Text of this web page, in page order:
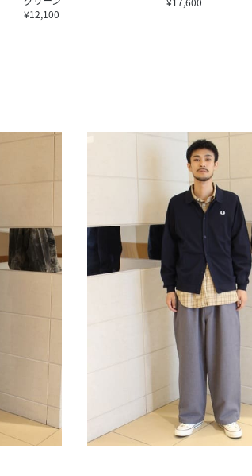
¥12,100